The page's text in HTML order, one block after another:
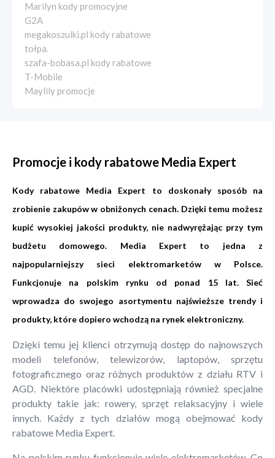
Marilyn kody promocyjne
G2A
megakoszulki.pl kody rabatowe
tołpa.
szafa-bobasa.pl kody rabatowe
T-Mobile
Maylily promocje
Promocje i kody rabatowe Media Expert
Kody rabatowe Media Expert to doskonały sposób na
zrobienie zakupów w obniżonych cenach. Dzięki temu możesz
kupić wysokiej jakości produkty, nie nadwyrężając przy tym
budżetu domowego. Media Expert to jedna z
najpopularniejszy sieci elektromarketów w Polsce.
Funkcjonuje na polskim rynku od ponad 15 lat. Sieć
wprowadza do swojego asortymentu najświeższe trendy i
produkty, które dopiero wchodzą na rynek elektroniczny.
Dzięki temu jej klienci otrzymują dostęp do najnowszych
modeli telefonów, telewizorów, laptopów, sprzętu
fotograficznego oraz różnych produktów z działu RTV i
AGD. Niektóre placówki udostępniają również specjalne
produkty takie jak: rowery, sprzęt relaksacyjny i wiele
innych. Każdy z tych działów mogą obejmować kody
rabatowe Media Expert.